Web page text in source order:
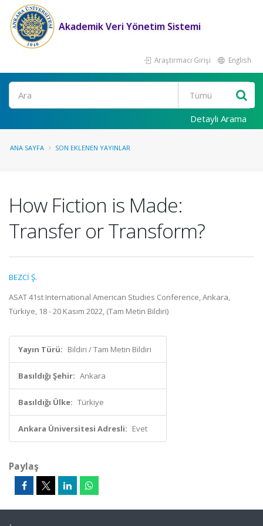
Akademik Veri Yönetim Sistemi
Araştırmacı Girişi English
Ara
Detaylı Arama
ANA SAYFA SON EKLENEN YAYINLAR
How Fiction is Made:
Transfer or Transform?
BEZCİ Ş.
ASAT 41st International American Studies Conference, Ankara,
Türkiye, 18 - 20 Kasım 2022, (Tam Metin Bildiri)
Yayın Türü: Bildiri / Tam Metin Bildiri
Basıldığı Şehir: Ankara
Basıldığı Ülke: Türkiye
Ankara Üniversitesi Adresli: Evet
Paylaş